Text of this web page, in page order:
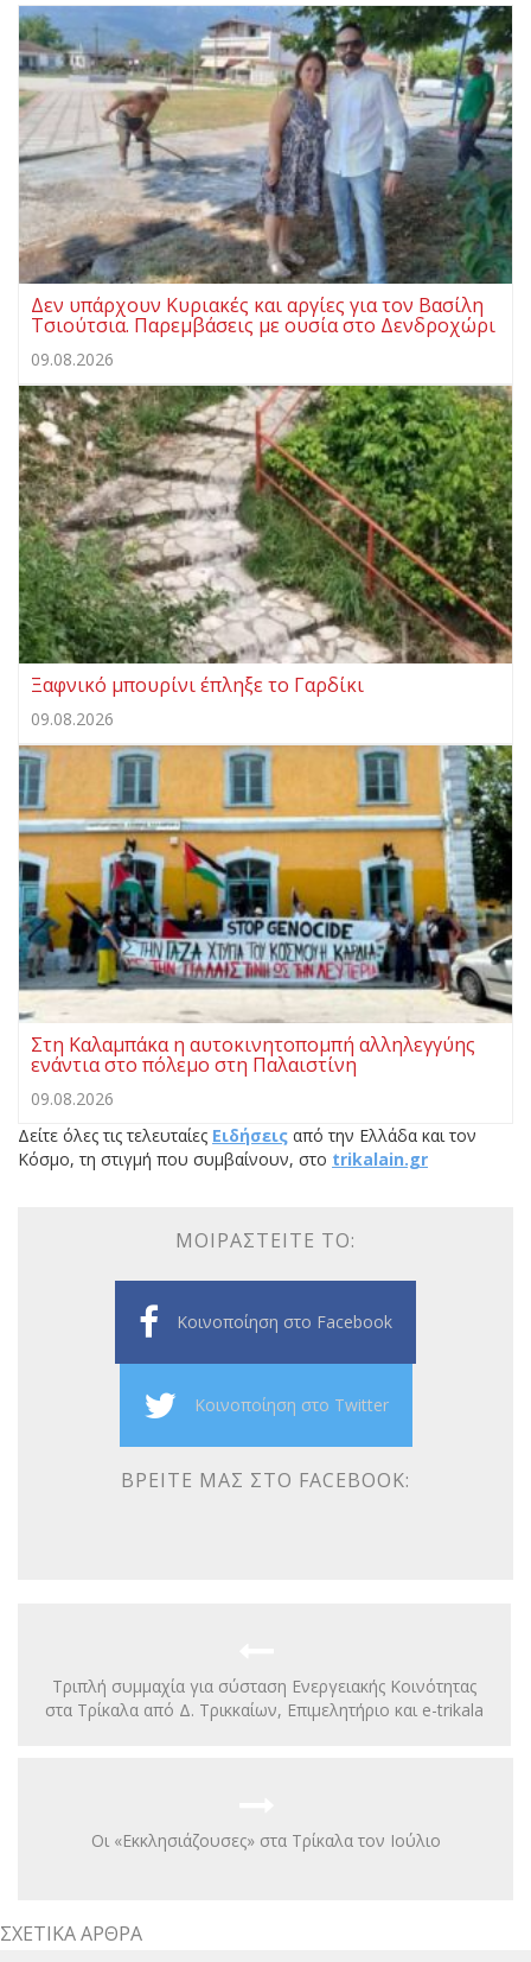
Δεν υπάρχουν Κυριακές και αργίες για τον Βασίλη
Τσιούτσια. Παρεμβάσεις με ουσία στο Δενδροχώρι
09.08.2026
Ξαφνικό μπουρίνι έπληξε το Γαρδίκι
09.08.2026
Στη Καλαμπάκα η αυτοκινητοπομπή αλληλεγγύης
ενάντια στο πόλεμο στη Παλαιστίνη
09.08.2026
Δείτε όλες τις τελευταίες Ειδήσεις από την Ελλάδα και τον
Κόσμο, τη στιγμή που συμβαίνουν, στο trikalain.gr
ΜΟΙΡΑΣΤΕΊΤΕ ΤΟ:
Κοινοποίηση στο Facebook
Κοινοποίηση στο Twitter
ΒΡΕΊΤΕ ΜΑΣ ΣΤΟ FACEBOOK:
Τριπλή συμμαχία για σύσταση Ενεργειακής Κοινότητας
στα Τρίκαλα από Δ. Τρικκαίων, Επιμελητήριο και e-trikala
Οι «Εκκλησιάζουσες» στα Τρίκαλα τον Ιούλιο
ΣΧΕΤΙΚΆ ΆΡΘΡΑ